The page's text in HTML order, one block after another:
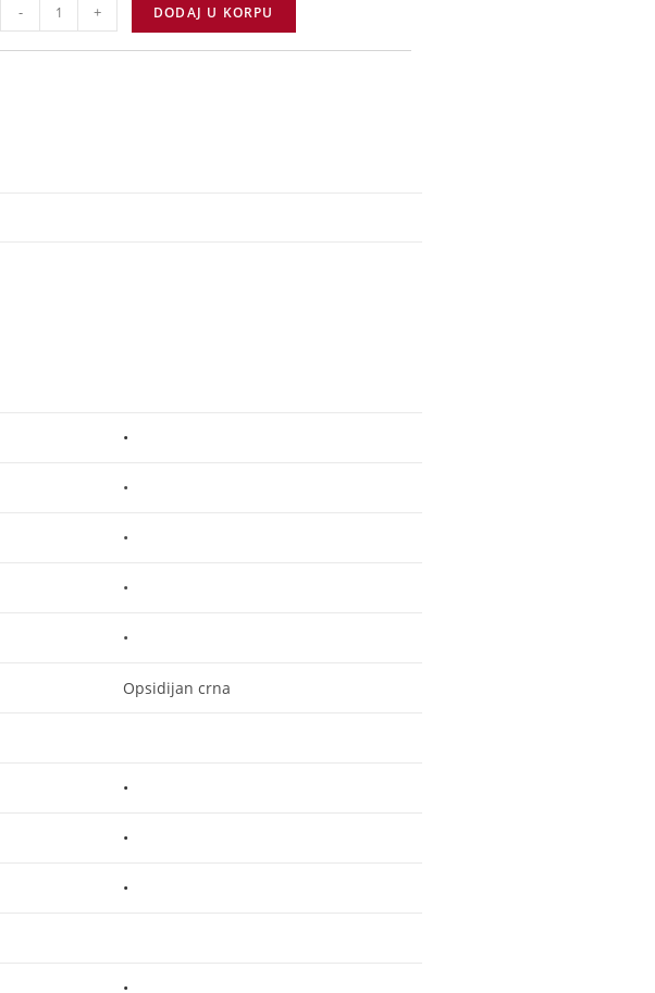
- + DODAJ U KORPU
•
•
•
•
•
Opsidijan crna
•
•
•
•